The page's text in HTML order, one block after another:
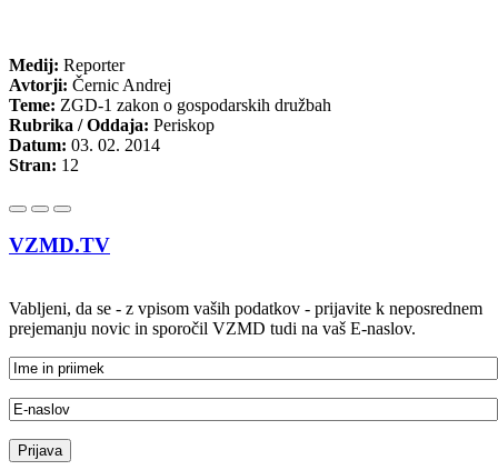
Medij: Reporter
Avtorji: Černic Andrej
Teme: ZGD-1 zakon o gospodarskih družbah
Rubrika / Oddaja: Periskop
Datum: 03. 02. 2014
Stran: 12
VZMD.TV
Vabljeni, da se - z vpisom vaših podatkov - prijavite k neposrednem
prejemanju novic in sporočil VZMD tudi na vaš E-naslov.